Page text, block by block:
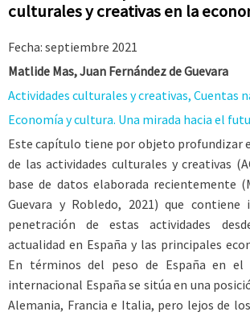
culturales y creativas en la
Fecha: septiembre 2021
Matlide Mas, Juan Fernández de Guevara
Actividades culturales y creativas, Cuentas
Economía y cultura. Una mirada hacia el
Este capítulo tiene por objeto profundizar
de las actividades culturales y creativas
base de datos elaborada recientemente
Guevara y Robledo, 2021) que
penetración de estas actividades
actualidad en España y las principales
En términos del peso de España en el
internacional España se sitúa en una
Alemania, Francia e Italia, pero lejos de